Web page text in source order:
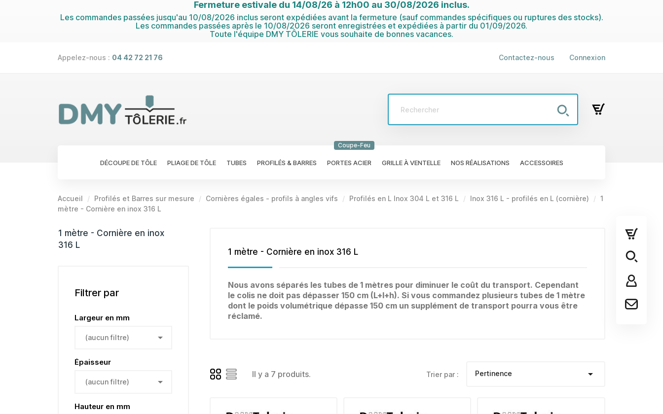
Fermeture estivale du 14/08/26 à 12h00 au 30/08/2026 inclus.
Les commandes passées jusqu'au 10/08/2026 inclus seront expédiées avant la fermeture (sauf commandes spécifiques ou ruptures des stocks).
Les commandes passées après le 10/08/2026 seront enregistrées et expédiées à partir du 01/09/2026.
Toute l'équipe DMY TÔLERIE vous souhaite de bonnes vacances.
Appelez-nous : 04 42 72 21 76 Contactez-nous Connexion
DÉCOUPE DE TÔLE PLIAGE DE TÔLE TUBES PROFILÉS & BARRES PORTES ACIER
Coupe-Feu
GRILLE À VENTELLE NOS RÉALISATIONS ACCESSOIRES
Accueil Profilés et Barres sur mesure Cornières égales - profils à angles vifs Profilés en L Inox 304 L et 316 L Inox 316 L - profilés en L (cornière)
1
mètre - Cornière en inox 316 L
1 mètre - Cornière en inox
316 L
Filtrer par
Largeur en mm
(aucun filtre) 
Épaisseur
(aucun filtre) 
Hauteur en mm
1 mètre - Cornière en inox 316 L
Nous avons séparés les tubes de 1 mètres pour diminuer le coût du transport. Cependant
le colis ne doit pas dépasser 150 cm (L+l+h). Si vous commandez plusieurs tubes de 1 mètre
dont le poids volumétrique dépasse 150 cm un supplément de transport pourra vous être
réclamé.
Il y a 7 produits. Trier par : Pertinence 